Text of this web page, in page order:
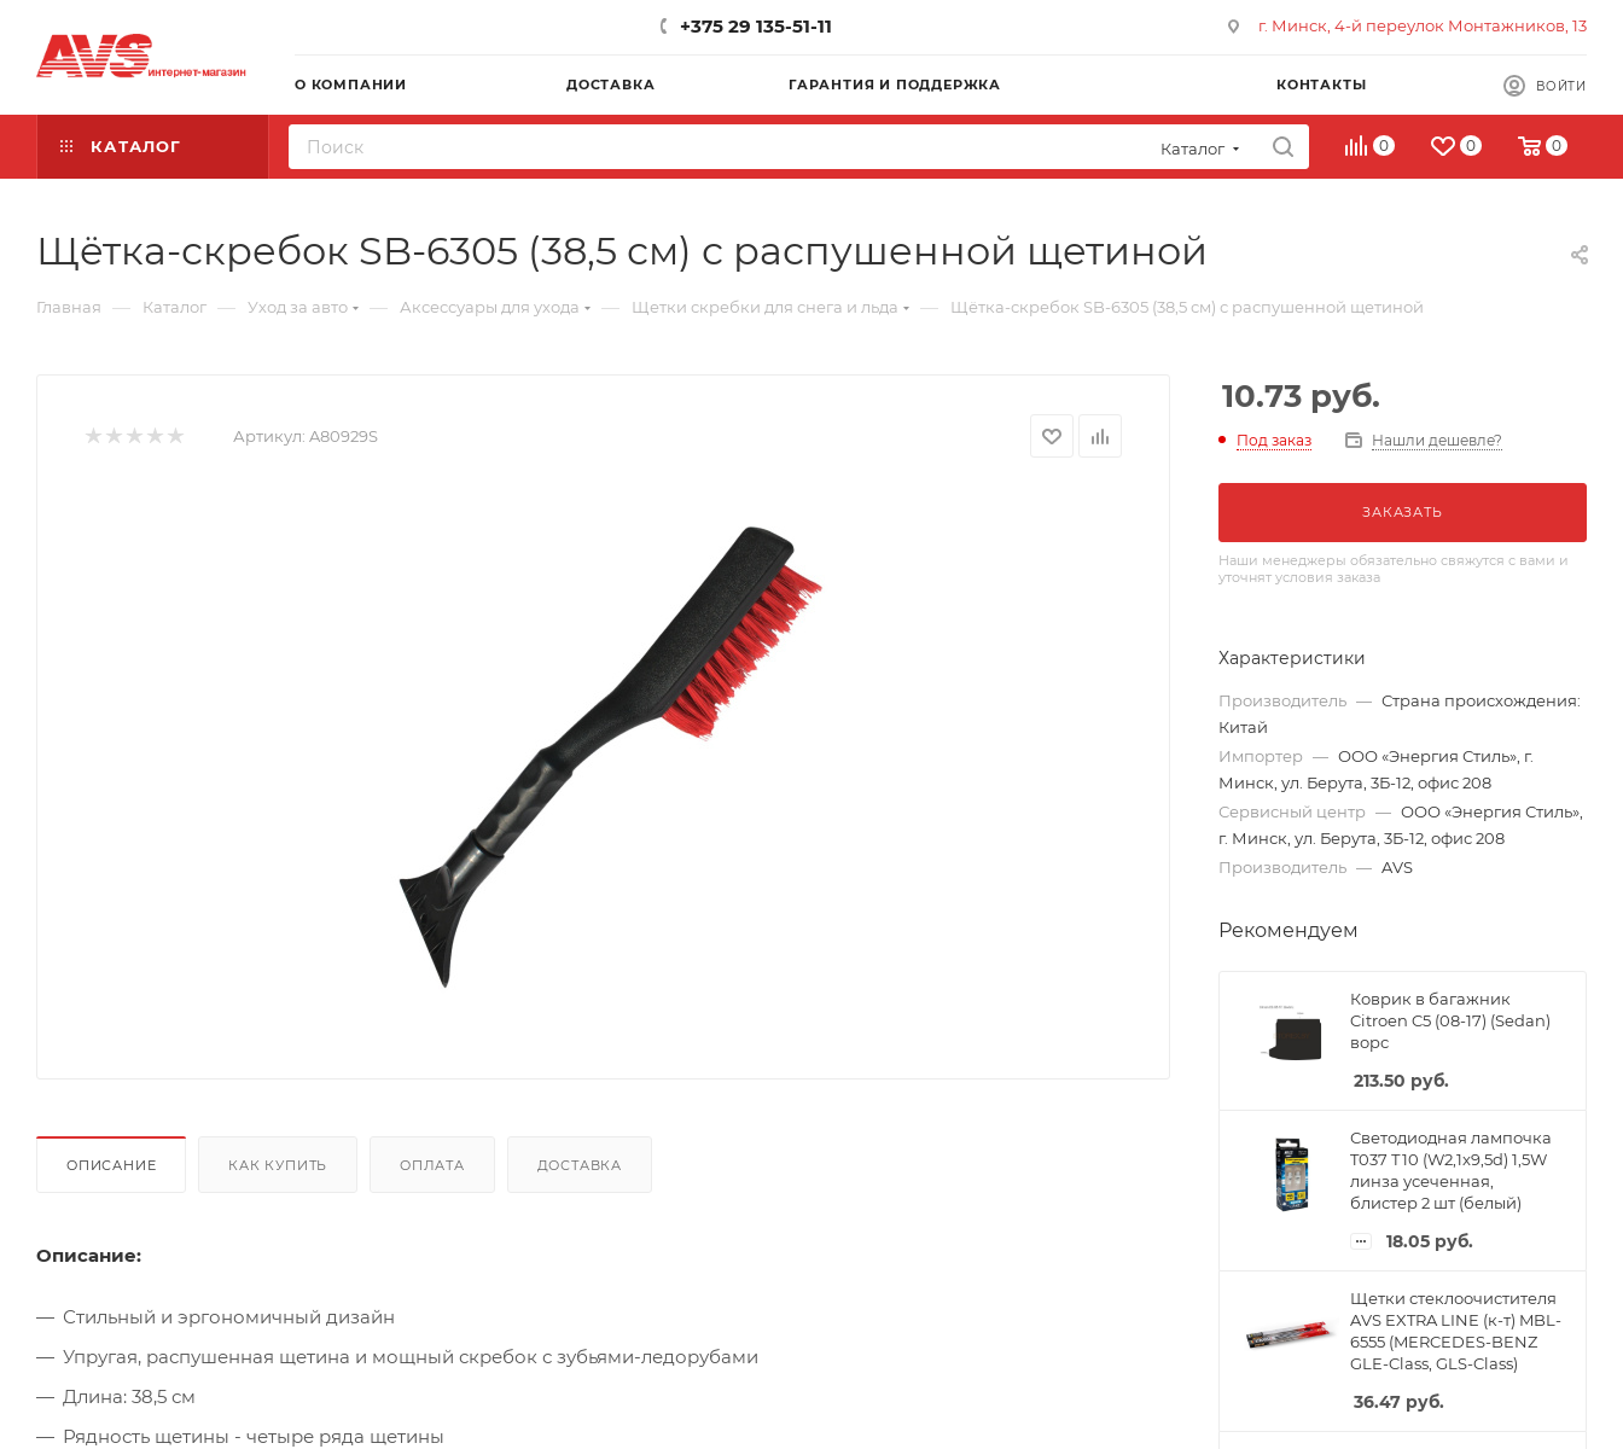
+375 29 135-51-11 г. Минск, 4-й переулок Монтажников, 13
О КОМПАНИИ ДОСТАВКА ГАРАНТИЯ И ПОДДЕРЖКА КОНТАКТЫ ВОЙТИ
КАТАЛОГ Каталог 0 0 0
Щётка-скребок SB-6305 (38,5 см) с распушенной щетиной
Главная — Каталог — Уход за авто — Аксессуары для ухода — Щетки скребки для снега и льда — Щётка-скребок SB-6305 (38,5 см) с распушенной щетиной
Артикул: A80929S
ОПИСАНИЕ КАК КУПИТЬ ОПЛАТА ДОСТАВКА
Описание:
Стильный и эргономичный дизайн
Упругая, распушенная щетина и мощный скребок с зубьями-ледорубами
Длина: 38,5 см
Рядность щетины - четыре ряда щетины
10.73 руб.
Под заказ Нашли дешевле?
ЗАКАЗАТЬ
Наши менеджеры обязательно свяжутся с вами и
уточнят условия заказа
Характеристики
Производитель — Страна происхождения:
Китай
Импортер — ООО «Энергия Стиль», г.
Минск, ул. Берута, 3Б-12, офис 208
Сервисный центр — ООО «Энергия Стиль»,
г. Минск, ул. Берута, 3Б-12, офис 208
Производитель — AVS
Рекомендуем
Коврик в багажник
Citroen C5 (08-17) (Sedan)
ворс
213.50 руб.
Светодиодная лампочка
T037 Т10 (W2,1x9,5d) 1,5W
линза усеченная,
блистер 2 шт (белый)
18.05 руб.
Щетки стеклоочистителя
AVS EXTRA LINE (к-т) MBL-
6555 (MERCEDES-BENZ
GLE-Class, GLS-Class)
36.47 руб.